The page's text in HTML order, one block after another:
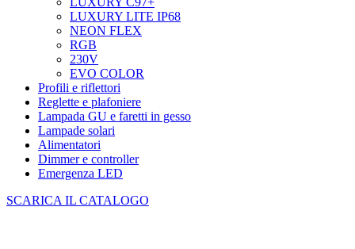
LUXURY LITE IP68
NEON FLEX
RGB
230V
EVO COLOR
Profili e riflettori
Reglette e plafoniere
Lampada GU e faretti in gesso
Lampade solari
Alimentatori
Dimmer e controller
Emergenza LED
SCARICA IL CATALOGO